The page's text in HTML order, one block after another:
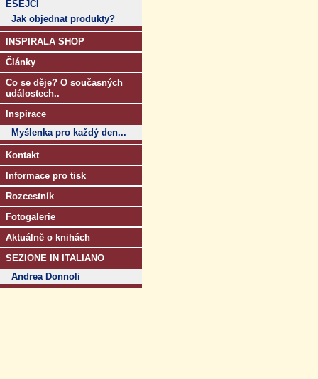
ESEJCI
Jak objednat produkty?
INSPIRALA SHOP
Články
Co se děje? O současných
událostech..
Inspirace
Myšlenka pro každý den...
Kontakt
Informace pro tisk
Rozcestník
Fotogalerie
Aktuálně o knihách
SEZIONE IN ITALIANO
Andrea Donnoli